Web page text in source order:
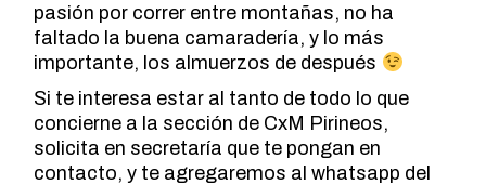
pasión por correr entre montañas, no ha
faltado la buena camaradería, y lo más
importante, los almuerzos de después
Si te interesa estar al tanto de todo lo que
concierne a la sección de CxM Pirineos,
solicita en secretaría que te pongan en
contacto, y te agregaremos al whatsapp del